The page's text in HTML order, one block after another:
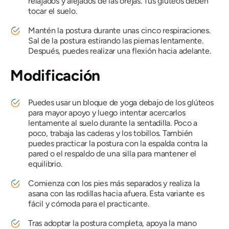
tocar el suelo.
Mantén la postura durante unas cinco respiraciones.
Sal de la postura estirando las piernas lentamente.
Después, puedes realizar una flexión hacia adelante.
Modificación
Puedes usar un bloque de yoga debajo de los glúteos
para mayor apoyo y luego intentar acercarlos
lentamente al suelo durante la sentadilla. Poco a
poco, trabaja las caderas y los tobillos. También
puedes practicar la postura con la espalda contra la
pared o el respaldo de una silla para mantener el
equilibrio.
Comienza con los pies más separados y realiza la
asana con las rodillas hacia afuera. Esta variante es
fácil y cómoda para el practicante.
Tras adoptar la postura completa, apoya la mano